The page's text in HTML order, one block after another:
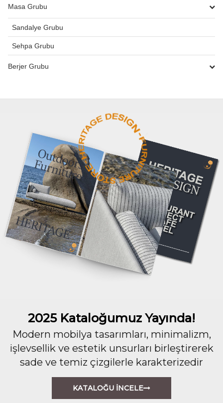
Masa Grubu
Sandalye Grubu
Sehpa Grubu
Berjer Grubu
2025 Kataloğumuz Yayında!
Modern mobilya tasarımları, minimalizm,
işlevsellik ve estetik unsurları birleştirerek
sade ve temiz çizgilerle karakterizedir
KATALOĞU İNCELE